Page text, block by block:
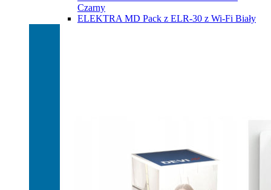
Czarny
ELEKTRA MD Pack z ELR-30 z Wi-Fi Biały